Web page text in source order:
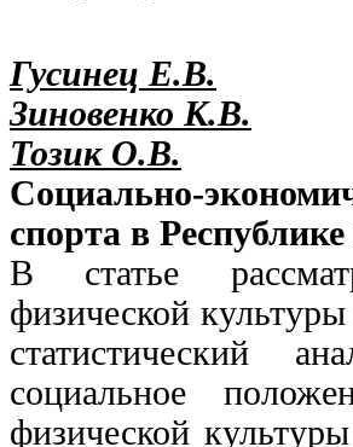
Гусинец Е.В.
Зиновенко К.В.
Тозик О.В.
Социально-
спорта в
В статье
физической
статистический
социальное
физической